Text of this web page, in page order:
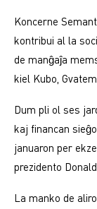
Koncerne
kontribui al la
de manĝaĵa
kiel Kubo,
Dum pli ol ses
kaj financan
januaron per
prezidento
La manko de